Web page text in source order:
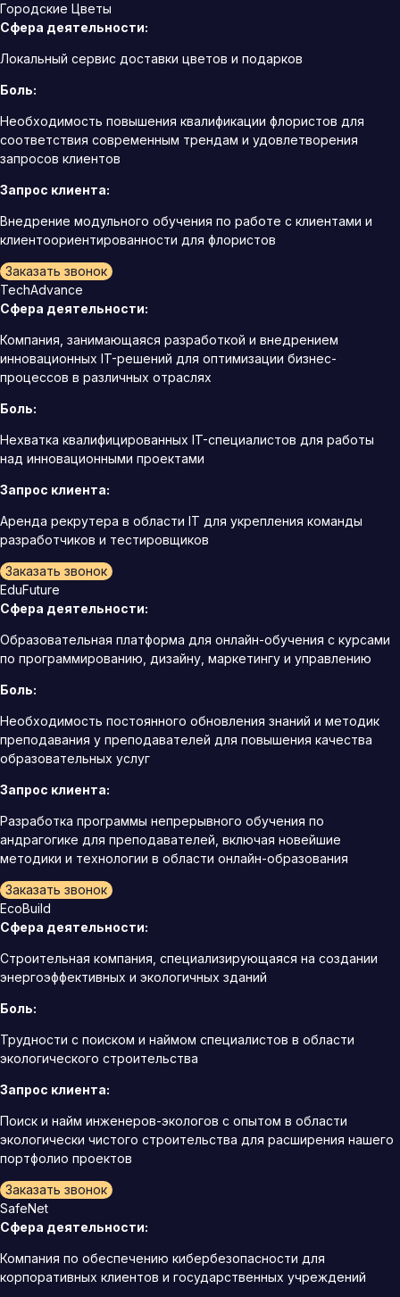
Городские Цветы
Сфера деятельности:
Локальный сервис доставки цветов и подарков
Боль:
Необходимость повышения квалификации флористов для
соответствия современным трендам и удовлетворения
запросов клиентов
Запрос клиента:
Внедрение модульного обучения по работе с клиентами и
клиентоориентированности для флористов
Заказать звонок
TechAdvance
Сфера деятельности:
Компания, занимающаяся разработкой и внедрением
инновационных IT-решений для оптимизации бизнес-
процессов в различных отраслях
Боль:
Нехватка квалифицированных IT-специалистов для работы
над инновационными проектами
Запрос клиента:
Аренда рекрутера в области IT для укрепления команды
разработчиков и тестировщиков
Заказать звонок
EduFuture
Сфера деятельности:
Образовательная платформа для онлайн-обучения с курсами
по программированию, дизайну, маркетингу и управлению
Боль:
Необходимость постоянного обновления знаний и методик
преподавания у преподавателей для повышения качества
образовательных услуг
Запрос клиента:
Разработка программы непрерывного обучения по
андрагогике для преподавателей, включая новейшие
методики и технологии в области онлайн-образования
Заказать звонок
EcoBuild
Сфера деятельности:
Строительная компания, специализирующаяся на создании
энергоэффективных и экологичных зданий
Боль:
Трудности с поиском и наймом специалистов в области
экологического строительства
Запрос клиента:
Поиск и найм инженеров-экологов с опытом в области
экологически чистого строительства для расширения нашего
портфолио проектов
Заказать звонок
SafeNet
Сфера деятельности:
Компания по обеспечению кибербезопасности для
корпоративных клиентов и государственных учреждений